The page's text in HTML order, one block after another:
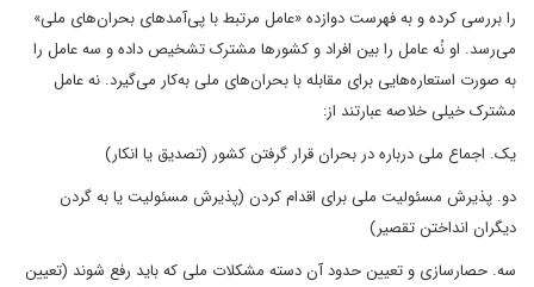
را بررسی کرده و به فهرست دوازده «عامل مرتبط با پی‌آمدهای بحران‌های ملی»
می‌رسد. او نُه عامل را بین افراد و کشورها مشترک تشخیص داده و سه عامل را
به صورت استعاره‌هایی برای مقابله با بحران‌های ملی به‌کار می‌گیرد. نه عامل
مشترک خیلی خلاصه عبارتند از:
یک. اجماع ملی درباره در بحران قرار گرفتن کشور (تصدیق یا انکار)
دو. پذیرش مسئولیت ملی برای اقدام کردن (پذیرش مسئولیت یا به گردن
دیگران انداختن تقصیر)
سه. حصارسازی و تعیین حدود آن دسته مشکلات ملی که باید رفع شوند (تعیین